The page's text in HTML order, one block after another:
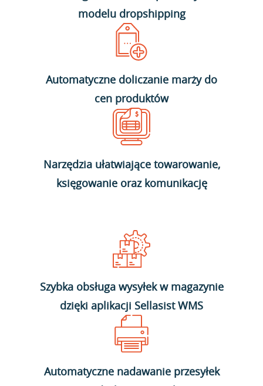
modelu dropshipping
Automatyczne doliczanie marży do
cen produktów
Narzędzia ułatwiające towarowanie,
księgowanie oraz komunikację
Szybka obsługa wysyłek w magazynie
dzięki aplikacji Sellasist WMS
Automatyczne nadawanie przesyłek